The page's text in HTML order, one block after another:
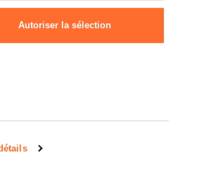
Autoriser la sélection
personnelles